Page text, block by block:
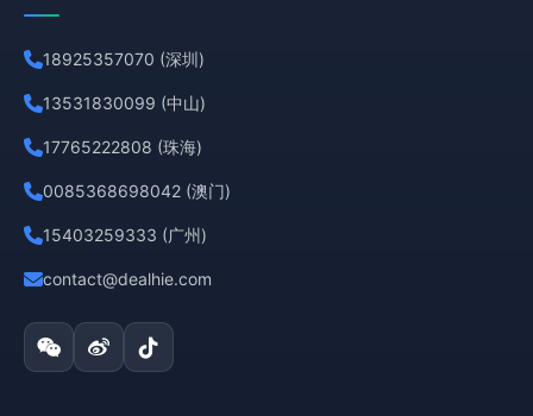
18925357070 (深圳)
13531830099 (中山)
17765222808 (珠海)
0085368698042 (澳门)
15403259333 (广州)
contact@dealhie.com